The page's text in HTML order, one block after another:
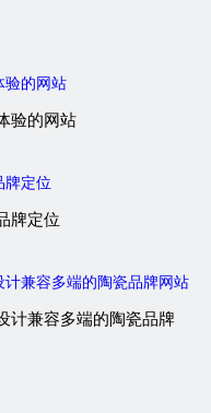
验的网站
牌定位
计兼容多端的陶瓷品牌